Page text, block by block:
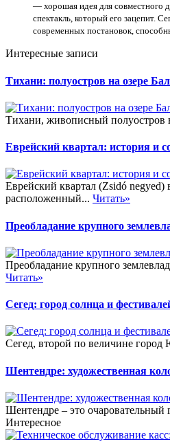
— хорошая идея для совместного
спектакль, который его зацепит.
современных постановок,
Интересные записи
Тихани: полуостров на озере
Тихани, живописный полуостров
Еврейский квартал: история и
Еврейский квартал (Zsidó negyed)
расположенный... Читать»
Преобладание крупного
Преобладание крупного
Читать»
Сегед: город солнца и
Сегед, второй по величине
Шентендре: художественная
Шентендре – это очаровательный
Интересное